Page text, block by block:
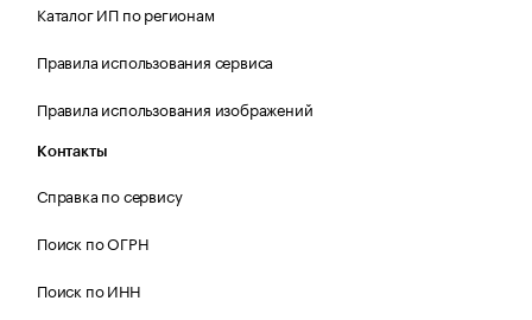
Каталог ИП по регионам
Правила использования сервиса
Правила использования изображений
Контакты
Справка по сервису
Поиск по ОГРН
Поиск по ИНН